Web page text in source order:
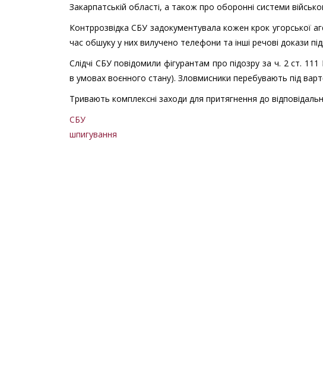
Закарпатській області, а також про оборонні системи
Контррозвідка СБУ задокументувала кожен крок угорської
час обшуку у них вилучено телефони та інші речові докази
Слідчі СБУ повідомили фігурантам про підозру за ч. 2 ст.
в умовах воєнного стану). Зловмисники перебувають під
Тривають комплексні заходи для притягнення до
СБУ
шпигування